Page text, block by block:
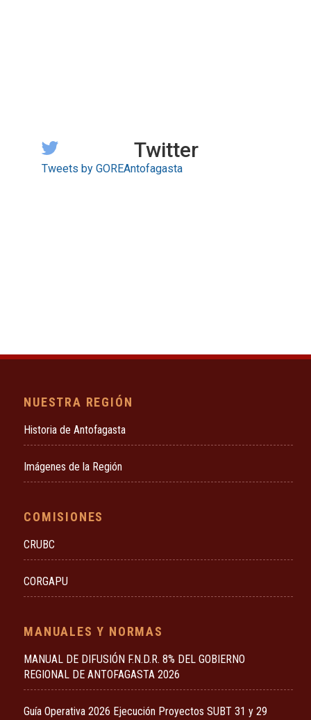
Twitter
Tweets by GOREAntofagasta
NUESTRA REGIÓN
Historia de Antofagasta
Imágenes de la Región
COMISIONES
CRUBC
CORGAPU
MANUALES Y NORMAS
MANUAL DE DIFUSIÓN F.N.D.R. 8% DEL GOBIERNO
REGIONAL DE ANTOFAGASTA 2026
Guía Operativa 2026 Ejecución Proyectos SUBT 31 y 29